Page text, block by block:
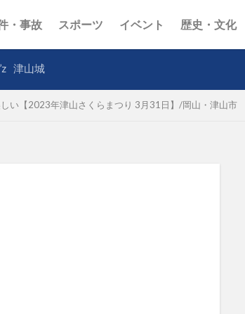
・事故 スポーツ イベント 歴史・文化
津山城
い【2023年津山さくらまつり 3月31日】/岡山・津山市